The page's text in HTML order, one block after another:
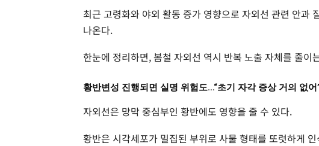
최근 고령화와 야외 활동 증가 영향으로 자외선 관련 안과
나온다.
한눈에 정리하면, 봄철 자외선 역시 반복 노출 자체를 줄이
황반변성 진행되면 실명 위험도…“초기 자각 증상 거의 없어
자외선은 망막 중심부인 황반에도 영향을 줄 수 있다.
황반은 시각세포가 밀집된 부위로 사물 형태를 또렷하게